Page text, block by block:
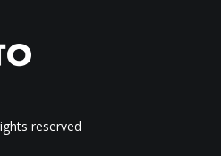
reserved